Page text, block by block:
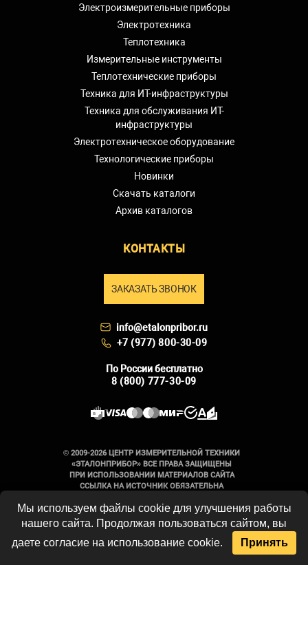
Электроизмерительные приборы
Электротехника
Теплотехника
Измерительные инструменты
Теплотехнические приборы
Техника для ИТ-инфраструктуры
Техника для обслуживания ИТ-
инфраструктуры
Электротехническое оборудование
Технологические приборы
Новинки
Скачать каталоги
Архив каталогов
КОНТАКТЫ
ЗАКАЗАТЬ ЗВОНОК
info@etalonpribor.ru
+7 (977) 800-30-09
По России бесплатно
8 (800) 777-30-09
© 2009-2026 ЦЕНТР ИЗМЕРИТЕЛЬНОЙ ТЕХНИКИ
«ЭТАЛОНПРИБОР» ВСЕ ПРАВА ЗАЩИЩЕНЫ
ПРИ ИСПОЛЬЗОВАНИИ МАТЕРИАЛОВ САЙТА
ССЫЛКА НА ИСТОЧНИК ОБЯЗАТЕЛЬНА
Вся информация на сайте носит
справочный характер и не является
публичной офертой, определяемой
положениями Статьи 437 Гражданского
Мы используем файлы cookie для улучшения работы
нашего сайта. Продолжая пользоваться сайтом, вы
даете согласие на использование cookie.
Принять